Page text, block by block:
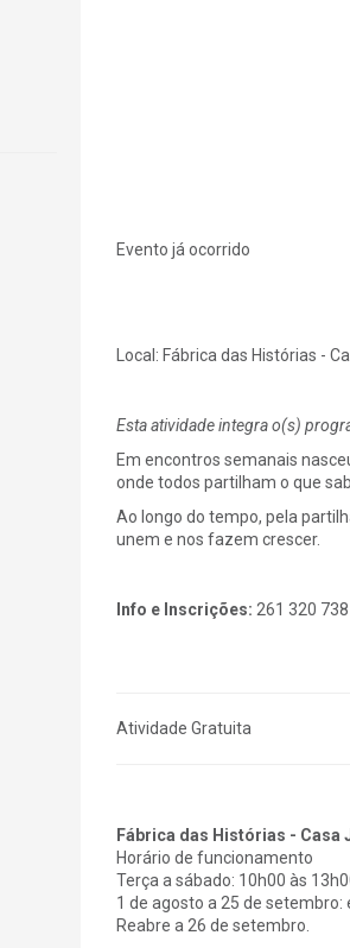
Evento já ocorrido
Local: Fábrica das Histórias -
Esta atividade integra o(s)
Em encontros semanais
onde todos partilham o que
Ao longo do tempo, pela
unem e nos fazem crescer.
Info e Inscrições: 261 320 738
Atividade Gratuita
Fábrica das Histórias - Casa
Horário de funcionamento
Terça a sábado: 10h00 às
1 de agosto a 25 de setembro:
Reabre a 26 de setembro.